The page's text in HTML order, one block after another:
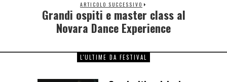
ARTICOLO SUCCESSIVO
Grandi ospiti e master class al
Novara Dance Experience
L'ULTIME DA FESTIVAL